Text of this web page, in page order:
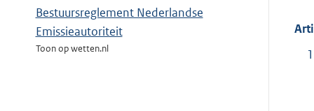
Bestuursreglement Nederlandse
Emissieautoriteit
Toon op wetten.nl